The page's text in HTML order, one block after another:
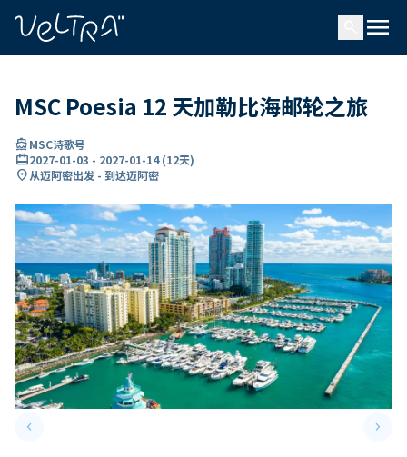
menu
MSC Poesia 12 天加勒比海邮轮之旅
directions_boatMSC诗歌号
card_travel2027-01-03 - 2027-01-14(12天)
location_on从迈阿密出发 - 到达迈阿密
keyboard_arrow_leftPrevious slide keyboard_arrow_right